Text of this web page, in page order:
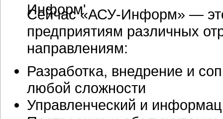
Сейчас «АСУ-Информ» —
предприятиям различных
направлениям:
Разработка, внедрение и
любой сложности
Управленческий и